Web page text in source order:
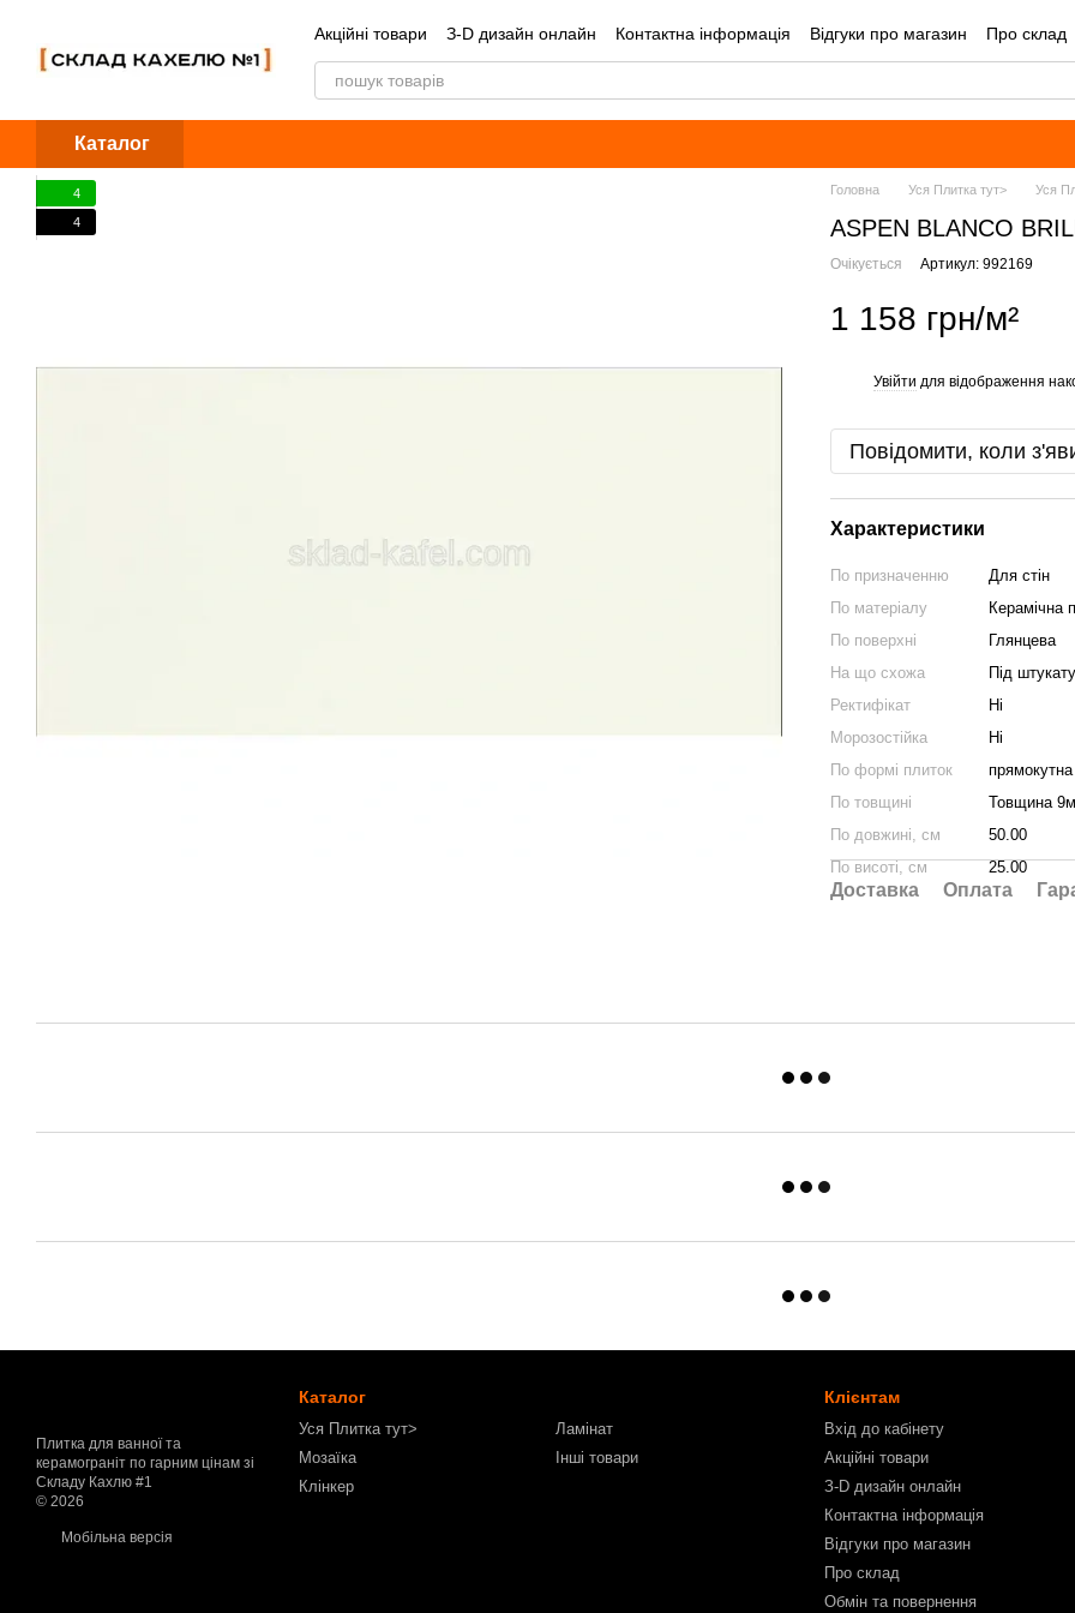
Акційні товари З-D дизайн онлайн Контактна інформація Відгуки про магазин
Про склад
Обмін та повернення
Блог Угода користувача Оплата і доставка
Каталог
4
4
Головна Уся Плитка тут> Уся
ASPEN BLANCO
Очікується Артикул: 992169
1 158 грн/м²
Увійти для відображення
Повідомити, коли
Характеристики
По призначенню
Для стін
По матеріалу
Керамічна
По поверхні
Глянцева
На що схожа
Під
Ректифікат
Ні
Морозостійка
Ні
По формі плиток
прямокутна
По товщині
Товщина
По довжині, см
50.00
По висоті, см
25.00
Доставка Оплата
Плитка для ванної та
керамограніт по гарним цінам зі
Складу Кахлю #1
© 2026
Мобільна версія
Каталог
Уся Плитка тут>
Мозаїка
Клінкер
Ламінат
Інші товари
Клієнтам
Вхід до кабінету
Акційні товари
З-D дизайн онлайн
Контактна інформація
Відгуки про магазин
Про склад
Обмін та повернення